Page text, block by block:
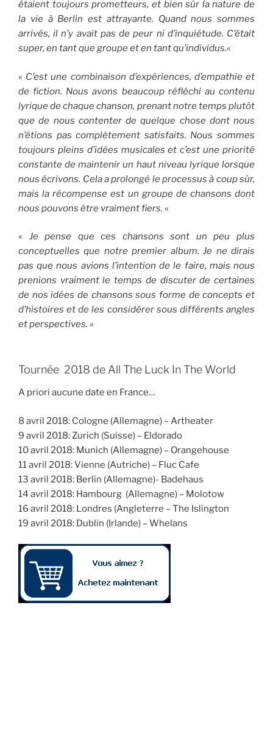
étaient toujours prometteurs, et bien sûr la nature de
la vie à Berlin est attrayante. Quand nous sommes
arrivés, il n’y avait pas de peur ni d’inquiétude. C’était
super, en tant que groupe et en tant qu’individus.«
« C’est une combinaison d’expériences, d’empathie et
de fiction. Nous avons beaucoup réfléchi au contenu
lyrique de chaque chanson, prenant notre temps plutôt
que de nous contenter de quelque chose dont nous
n’étions pas complètement satisfaits. Nous sommes
toujours pleins d’idées musicales et c’est une priorité
constante de maintenir un haut niveau lyrique lorsque
nous écrivons. Cela a prolongé le processus à coup sûr,
mais la récompenseest un groupe de chansons dont
nous pouvons être vraiment fiers. «
« Je pense que ces chansons sont un peu plus
conceptuelles que notre premier album. Je ne dirais
pas que nous avions l’intention de le faire, mais nous
prenions vraiment le temps de discuter de certaines
de nos idées de chansons sous forme de concepts et
d’histoires et deles considérer sous différents angles
et perspectives. »
Tournée 2018 de All The Luck In The World
A priori aucune date en France…
8 avril 2018: Cologne (Allemagne) – Artheater
9 avril 2018: Zurich (Suisse) – Eldorado
10 avril 2018: Munich (Allemagne) – Orangehouse
11 avril 2018: Vienne (Autriche) – Fluc Cafe
13 avril 2018: Berlin (Allemagne)- Badehaus
14 avril 2018: Hambourg (Allemagne) – Molotow
16 avril 2018: Londres (Angleterre – The Islington
19 avril 2018: Dublin (Irlande) – Whelans